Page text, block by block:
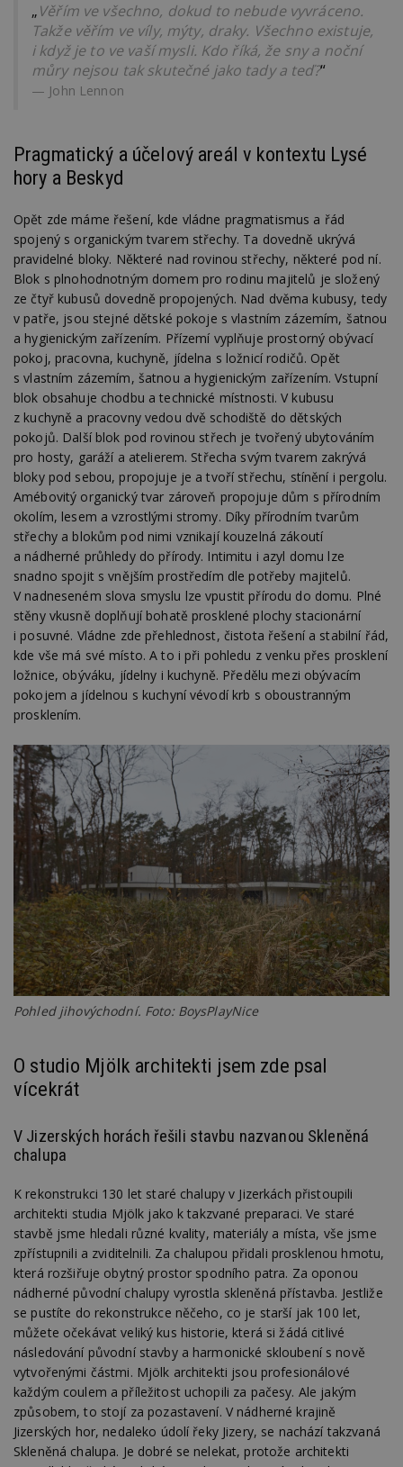
„Věřím ve všechno, dokud to nebude vyvráceno.
Takže věřím ve víly, mýty, draky. Všechno existuje,
i když je to ve vaší mysli. Kdo říká, že sny a noční
můry nejsou tak skutečné jako tady a teď?“
John Lennon
Pragmatický a účelový areál v kontextu Lysé
hory a Beskyd
Opět zde máme řešení, kde vládne pragmatismus a řád
spojený s organickým tvarem střechy. Ta dovedně ukrývá
pravidelné bloky. Některé nad rovinou střechy, některé pod ní.
Blok s plnohodnotným domem pro rodinu majitelů je složený
ze čtyř kubusů dovedně propojených. Nad dvěma kubusy, tedy
v patře, jsou stejné dětské pokoje s vlastním zázemím, šatnou
a hygienickým zařízením. Přízemí vyplňuje prostorný obývací
pokoj, pracovna, kuchyně, jídelna s ložnicí rodičů. Opět
s vlastním zázemím, šatnou a hygienickým zařízením. Vstupní
blok obsahuje chodbu a technické místnosti. V kubusu
z kuchyně a pracovny vedou dvě schodiště do dětských
pokojů. Další blok pod rovinou střech je tvořený ubytováním
pro hosty, garáží a atelierem. Střecha svým tvarem zakrývá
bloky pod sebou, propojuje je a tvoří střechu, stínění i pergolu.
Amébovitý organický tvar zároveň propojuje dům s přírodním
okolím, lesem a vzrostlými stromy. Díky přírodním tvarům
střechy a blokům pod nimi vznikají kouzelná zákoutí
a nádherné průhledy do přírody. Intimitu i azyl domu lze
snadno spojit s vnějším prostředím dle potřeby majitelů.
V nadneseném slova smyslu lze vpustit přírodu do domu. Plné
stěny vkusně doplňují bohatě prosklené plochy stacionární
i posuvné. Vládne zde přehlednost, čistota řešení a stabilní řád,
kde vše má své místo. A to i při pohledu z venku přes prosklení
ložnice, obýváku, jídelny i kuchyně. Předělu mezi obývacím
pokojem a jídelnou s kuchyní vévodí krb s oboustranným
prosklením.
Pohled jihovýchodní. Foto: BoysPlayNice
O studio Mjölk architekti jsem zde psal
vícekrát
V Jizerských horách řešili stavbu nazvanou Skleněná
chalupa
K rekonstrukci 130 let staré chalupy v Jizerkách přistoupili
architekti studia Mjölk jako k takzvané preparaci. Ve staré
stavbě jsme hledali různé kvality, materiály a místa, vše jsme
zpřístupnili a zviditelnili. Za chalupou přidali prosklenou hmotu,
která rozšiřuje obytný prostor spodního patra. Za oponou
nádherné původní chalupy vyrostla skleněná přístavba. Jestliže
se pustíte do rekonstrukce něčeho, co je starší jak 100 let,
můžete očekávat veliký kus historie, která si žádá citlivé
následování původní stavby a harmonické skloubení s nově
vytvořenými částmi. Mjölk architekti jsou profesionálové
každým coulem a příležitost uchopili za pačesy. Ale jakým
způsobem, to stojí za pozastavení. V nádherné krajině
Jizerských hor, nedaleko údolí řeky Jizery, se nachází takzvaná
Skleněná chalupa. Je dobré se nelekat, protože architekti